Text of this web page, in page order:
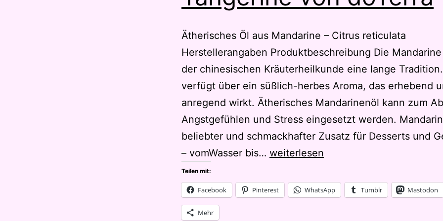
Ätherisches Öl aus Mandarine – Citrus reticulata
Herstellerangaben Produktbeschreibung Die
der chinesischen Kräuterheilkunde eine lange
verfügt über ein süßlich-herbes Aroma, das erhebend
anregend wirkt. Ätherisches Mandarinenöl kann zum
Angstgefühlen und Stress eingesetzt werden.
beliebter und schmackhafter Zusatz für Desserts und
– vomWasser bis… Tangerine
dôTerra
weiterlesen
Teilen mit:
Facebook Pinterest WhatsApp Tumblr Mastodon
Mehr